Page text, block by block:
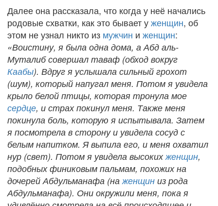
Далее она рассказала, что когда у неё начались
родовые схватки, как это бывает уженщин, об
этом не узнал никто из мужчин и женщин:
«Воистину, я была одна дома, а Абд аль-
Муталиб совершал таваф (обход вокруг
Каабы). Вдруг я услышала сильный грохот
(шум), который напугал меня. Потом я увидела
крыло белой птицы, которая тронула мое
сердце, и страх покинул меня. Также меня
покинула боль, которую я испытывала. Затем
я посмотрела в сторону и увидела сосуд с
белым напитком. Я выпила его, и меня охватил
нур (свет). Потом я увидела высокихженщин,
подобных финиковым пальмам, похожих на
дочерей Абдульманафа (на женщин из рода
Абдульманафа). Они окружили меня, пока я